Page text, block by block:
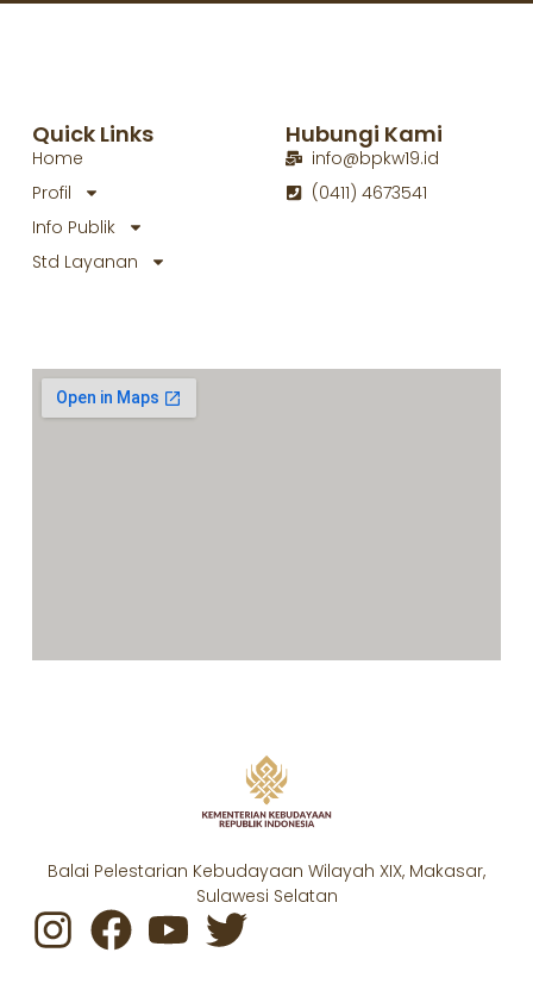
Balai Pelestarian Kebudayaan Wilayah XIX, Makasar,
Sulawesi Selatan
Quick Links
Home
Profil
Info Publik
Std Layanan
Hubungi Kami
info@bpkw19.id
(0411) 4673541